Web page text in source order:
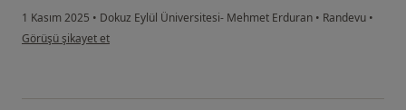
1 Kasım 2025 • Dokuz Eylül Üniversitesi- Mehmet Erduran • Randevu •
kullanıcının görüşüne göre eb...a
Görüşü şikayet et